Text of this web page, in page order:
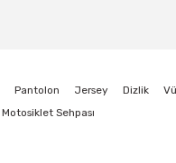
bozuk veya
Pantolon Jersey Dizlik
Motosiklet Sehpası